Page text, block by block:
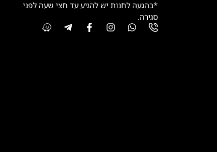
*בהגעה לחנות יש להגיע עד חצי שעה לפני
סגירה.